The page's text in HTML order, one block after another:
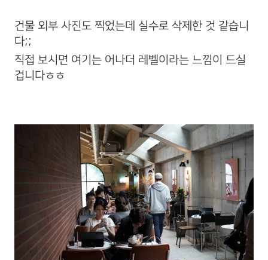
건물 외부 사진도 찍었는데 실수로 삭제한 것 같습니
다;;
직접 보시면 여기는 어나더 레벨이라는 느낌이 드실
겁니다ㅎㅎ